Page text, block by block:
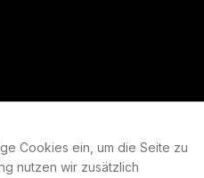
Cookies ein, um die Seite zu
nutzen wir zusätzlich